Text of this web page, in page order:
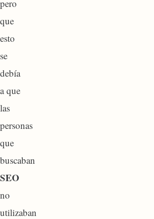
pero
que
esto
se
debía
a que
las
personas
que
buscaban
SEO
no
utilizaban